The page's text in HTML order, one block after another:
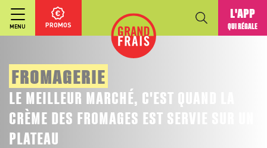
MENU PROMOS
L'APP
QUI RÉGALE
FROMAGERIE
LE MEILLEUR MARCHÉ, C'EST QUAND LA
CRÈME DES FROMAGES EST SERVIE SUR UN
PLATEAU